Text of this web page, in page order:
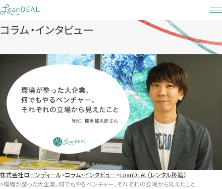
Skip
to
content
コラム・インタビュー
株式会社ローンディール コラム・インタビュー LoanDEAL（レンタル移籍）
環境が整った大企業、何でもやるベンチャー、それぞれの立場から見えたこと